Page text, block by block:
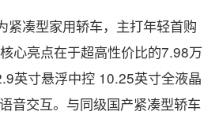
紧凑型家用轿车，主打年轻首购
心亮点在于超高性价比的7.98万
英寸悬浮中控 10.25英寸全液晶
音交互。与同级国产紧凑型轿车